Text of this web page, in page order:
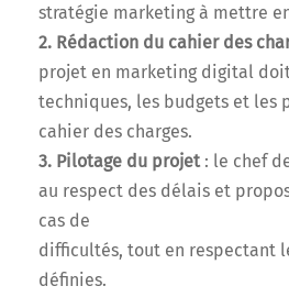
stratégie marketing à mettre
2. Rédaction du cahier des
projet en marketing digital
techniques, les budgets et les
cahier des charges.
3. Pilotage du projet: le chef
au respect des délais et
cas de
difficultés, tout en respectant
définies.